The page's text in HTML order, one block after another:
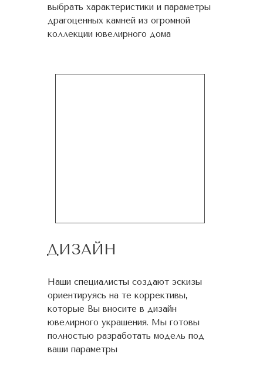
выбрать характеристики и параметры
драгоценных камней из огромной
коллекции ювелирного дома
ДИЗАЙН
Наши специалисты создают эскизы
ориентируясь на те коррективы,
которые Вы вносите в дизайн
ювелирного украшения. Мы готовы
полностью разработать модель под
ваши параметры